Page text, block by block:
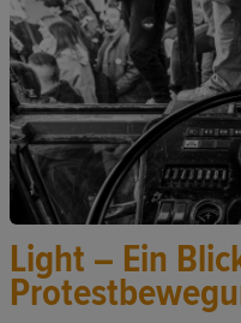
Light – Ein